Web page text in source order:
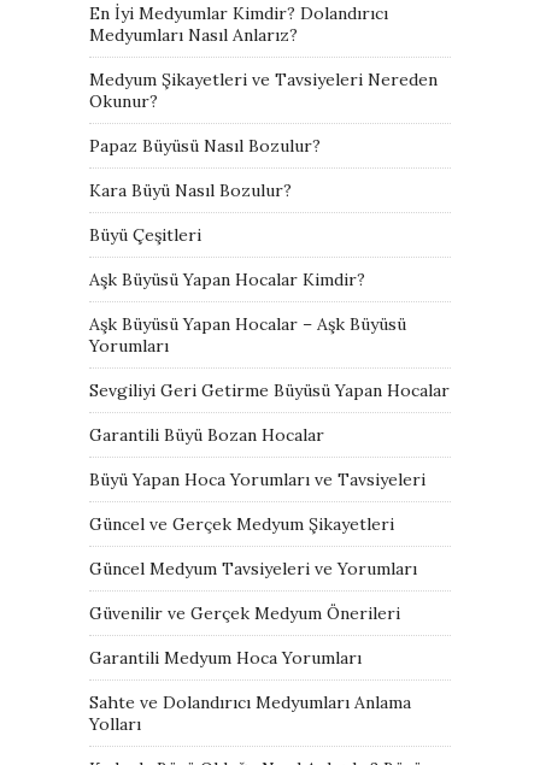
En İyi Medyumlar Kimdir? Dolandırıcı
Medyumları Nasıl Anlarız?
Medyum Şikayetleri ve Tavsiyeleri Nereden
Okunur?
Papaz Büyüsü Nasıl Bozulur?
Kara Büyü Nasıl Bozulur?
Büyü Çeşitleri
Aşk Büyüsü Yapan Hocalar Kimdir?
Aşk Büyüsü Yapan Hocalar – Aşk Büyüsü
Yorumları
Sevgiliyi Geri Getirme Büyüsü Yapan Hocalar
Garantili Büyü Bozan Hocalar
Büyü Yapan Hoca Yorumları ve Tavsiyeleri
Güncel ve Gerçek Medyum Şikayetleri
Güncel Medyum Tavsiyeleri ve Yorumları
Güvenilir ve Gerçek Medyum Önerileri
Garantili Medyum Hoca Yorumları
Sahte ve Dolandırıcı Medyumları Anlama
Yolları